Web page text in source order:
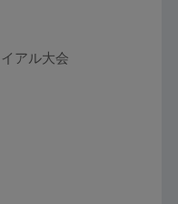
アル大会